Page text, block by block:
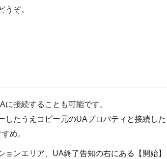
ぞ。
接続することも可能です。
たうえコピー元のUAプロパティと接続した
め。
ンエリア、UA終了告知の右にある【開始】